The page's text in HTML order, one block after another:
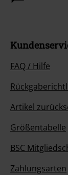
FAQ / Hilfe
Artikel
Größentabelle
BSC
Zahlungsarten